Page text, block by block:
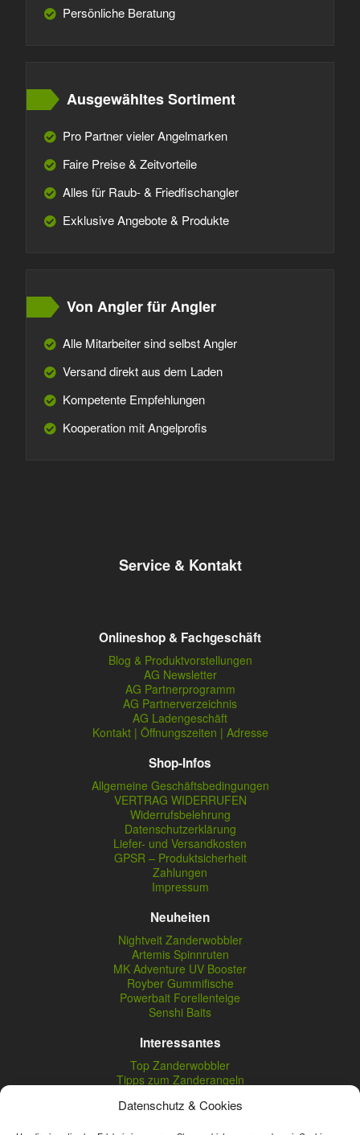
Datenschutz & Cookies
Persönliche Beratung
Ausgewähltes Sortiment
Pro Partner vieler Angelmarken
Faire Preise & Zeitvorteile
Alles für Raub- & Friedfischangler
Exklusive Angebote & Produkte
Von Angler für Angler
Alle Mitarbeiter sind selbst Angler
Versand direkt aus dem Laden
Kompetente Empfehlungen
Kooperation mit Angelprofis
Service & Kontakt
Onlineshop & Fachgeschäft
Blog & Produktvorstellungen
AG Newsletter
AG Partnerprogramm
AG Partnerverzeichnis
AG Ladengeschäft
Kontakt | Öffnungszeiten | Adresse
Shop-Infos
Allgemeine Geschäftsbedingungen
VERTRAG WIDERRUFEN
Widerrufsbelehrung
Datenschutzerklärung
Liefer- und Versandkosten
GPSR – Produktsicherheit
Zahlungen
Impressum
Neuheiten
Nightveit Zanderwobbler
Artemis Spinnruten
MK Adventure UV Booster
Royber Gummifische
Powerbait Forellenteige
Senshi Baits
Interessantes
Top Zanderwobbler
Tipps zum Zanderangeln
FTM Omura Baits